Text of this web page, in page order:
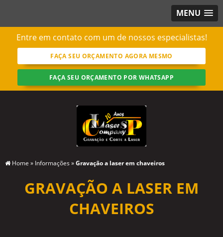
MENU
Entre em contato com um de nossos especialistas!
FAÇA SEU ORÇAMENTO AGORA MESMO
FAÇA SEU ORÇAMENTO POR WHATSAPP
Home » Informações »Gravação a laser em chaveiros
GRAVAÇÃO A LASER EM
CHAVEIROS